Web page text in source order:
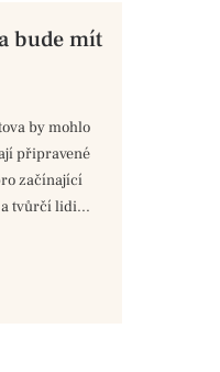
bude mít
by mohlo
připravené
začínající
tvůrčí lidi...